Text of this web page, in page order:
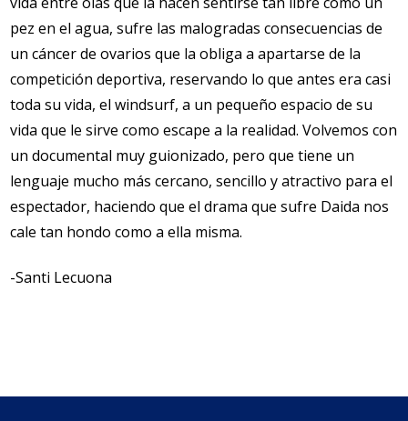
pez en el agua, sufre las malogradas consecuencias de
un cáncer de ovarios que la obliga a apartarse de la
competición deportiva, reservando lo que antes era casi
toda su vida, el windsurf, a un pequeño espacio de su
vida que le sirve como escape a la realidad. Volvemos con
un documental muy guionizado, pero que tiene un
lenguaje mucho más cercano, sencillo y atractivo para el
espectador, haciendo que el drama que sufre Daida nos
cale tan hondo como a ella misma.
-Santi Lecuona